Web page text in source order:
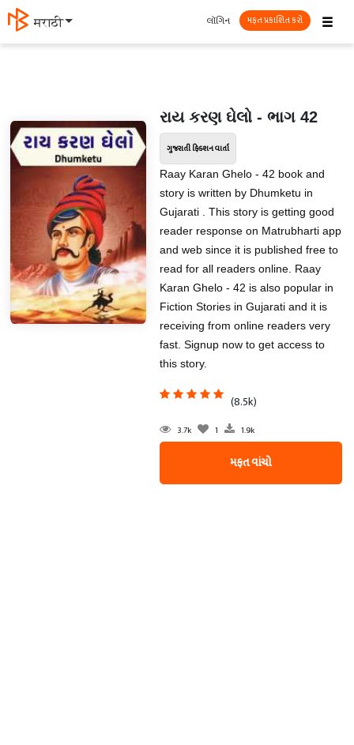
मराठी ☰
લૉગિન મફત પ્રકાશિત કરો
રાય કરણ ઘેલો - ભાગ 42
ગુજરાતી ફિક્શન વાર્તા
Raay Karan Ghelo - 42 book and
story is written by Dhumketu in
Gujarati . This story is getting good
reader response on Matrubharti app
and web since it is published free to
read for all readers online. Raay
Karan Ghelo - 42 is also popular in
Fiction Stories in Gujarati and it is
receiving from online readers very
fast. Signup now to get access to
this story.
(8.5k)
3.7k 1 1.9k
મફત વાંચો